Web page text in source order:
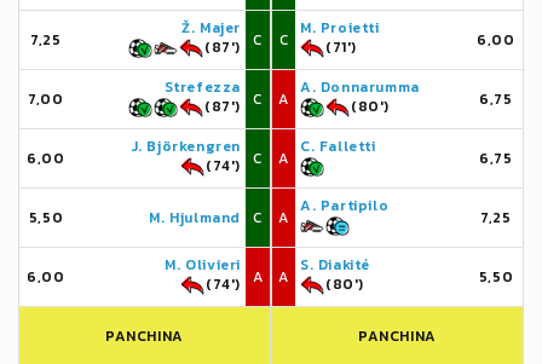
7,25
Ž. Majer
(87')
C
7,00
Strefezza
(87')
C
6,00
J. Björkengren
(74')
C
5,50 M. Hjulmand C
6,00
M. Olivieri
(74')
A
PANCHINA
C
M. Proietti
(71')
6,00
A
A. Donnarumma
(80')
6,75
A
C. Falletti
6,75
A
A. Partipilo
7,25
A
S. Diakité
(80')
5,50
PANCHINA